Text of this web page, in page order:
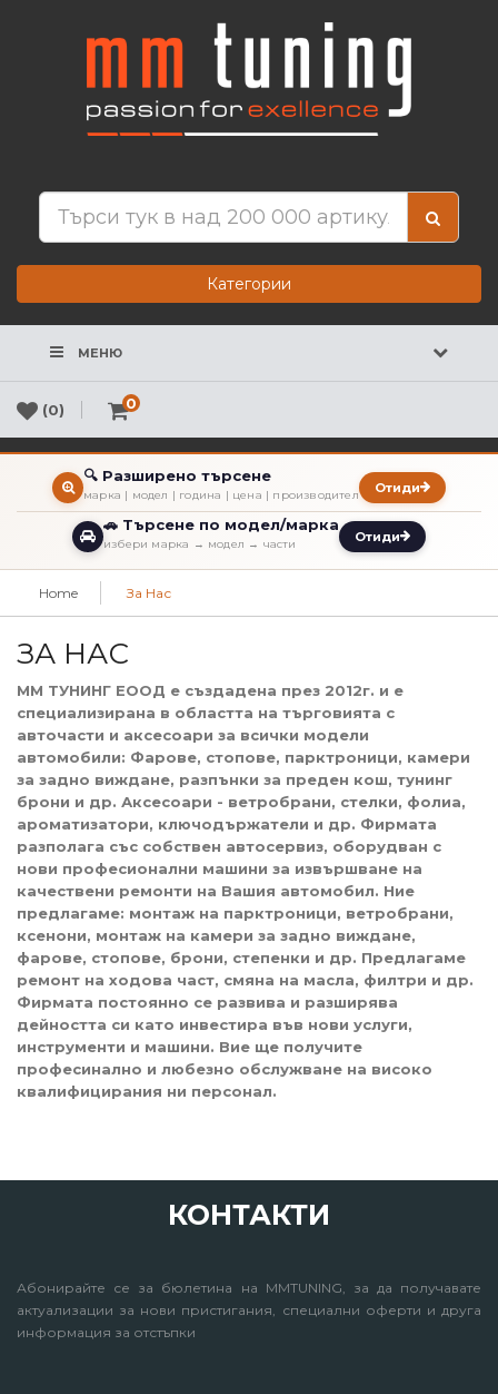
Категории
МЕНЮ
(0) 0
🔍 Разширено търсене
марка | модел | година | цена | производител Отиди
🚗 Търсене по модел/марка
избери марка → модел → части Отиди
Home За Нас
ЗА НАС
ММ ТУНИНГ ЕООД е създадена през 2012г. и е
специализирана в областта на търговията с
авточасти и аксесоари за всички модели
автомобили: Фарове, стопове, парктроници, камери
за задно виждане, разпънки за преден кош, тунинг
брони и др. Аксесоари - ветробрани, стелки, фолиа,
ароматизатори, ключодържатели и др. Фирмата
разполага със собствен автосервиз, оборудван с
нови професионални машини за извършване на
качествени ремонти на Вашия автомобил. Ние
предлагаме: монтаж на парктроници, ветробрани,
ксенони, монтаж на камери за задно виждане,
фарове, стопове, брони, степенки и др. Предлагаме
ремонт на ходова част, смяна на масла, филтри и др.
Фирмата постоянно се развива и разширява
дейността си като инвестира във нови услуги,
инструменти и машини. Вие ще получите
професинално и любезно обслужване на високо
квалифицирания ни персонал.
КОНТАКТИ
Абонирайте се за бюлетина на MMTUNING, за да получавате
актуализации за нови пристигания, специални оферти и друга
информация за отстъпки